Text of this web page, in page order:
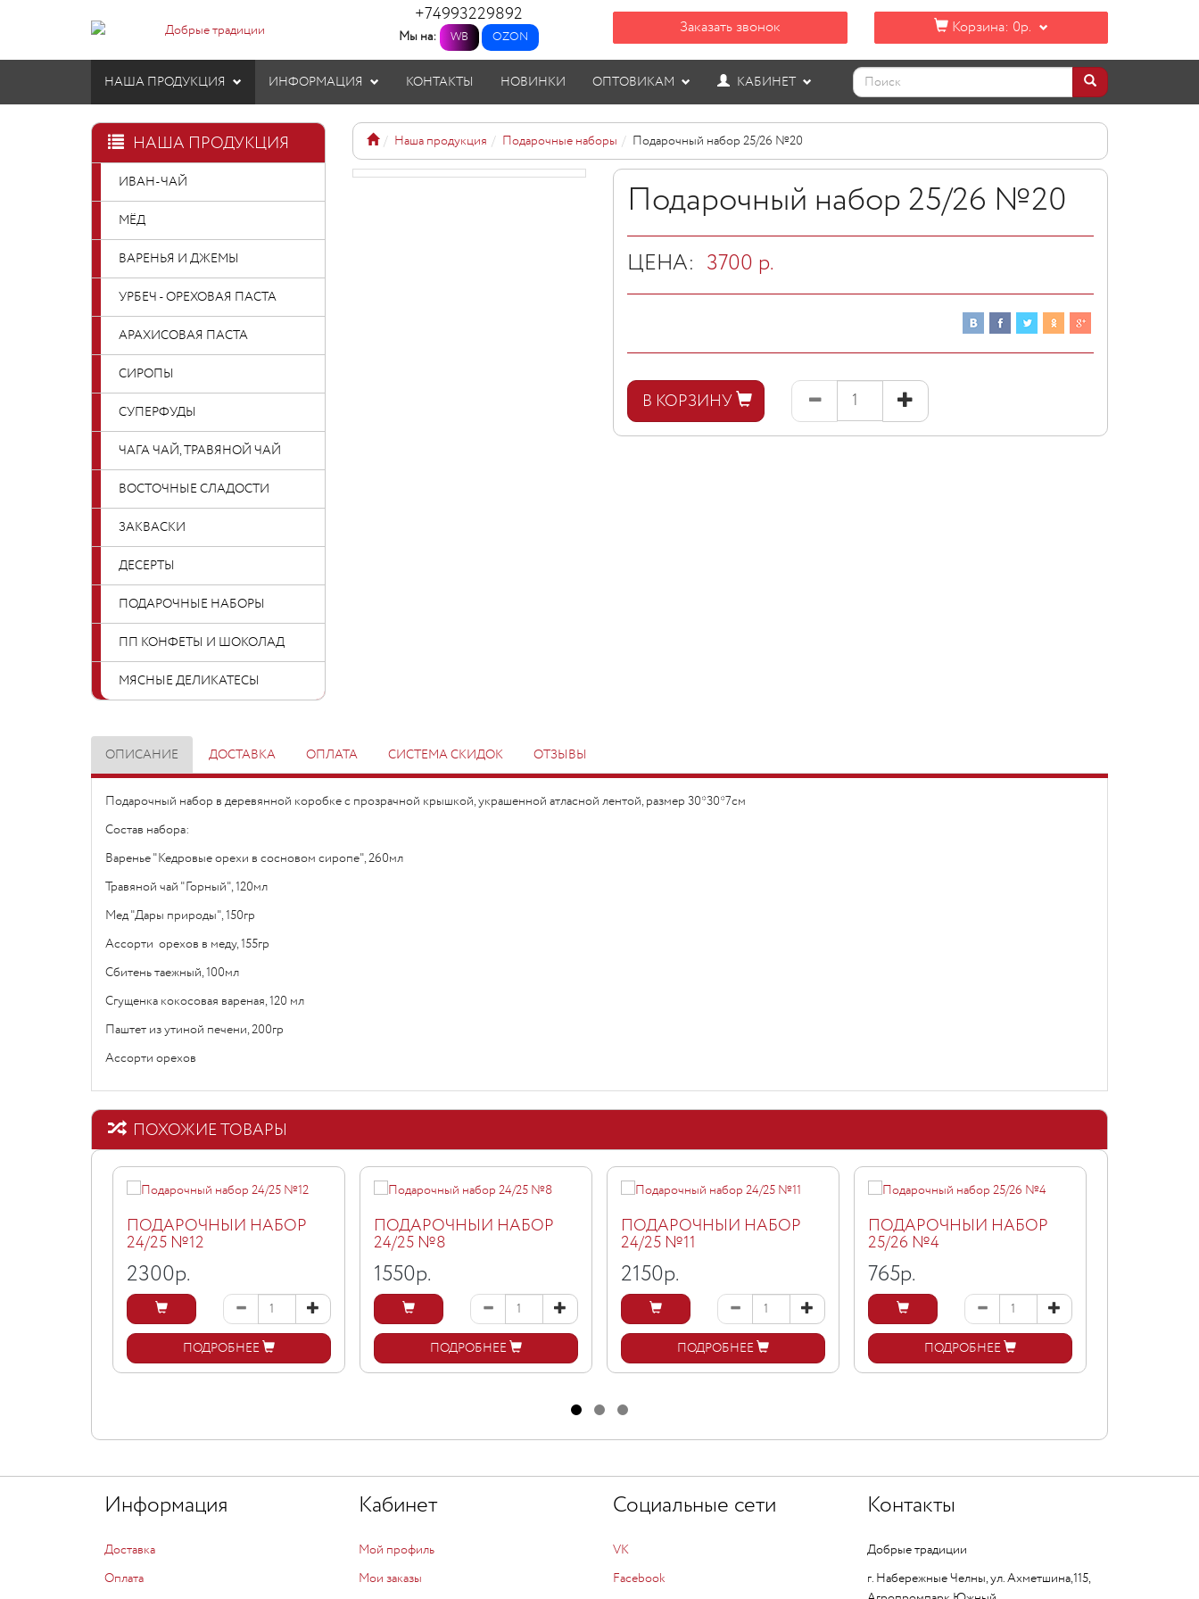
+74993229892
Мы на: WB OZON Заказать звонок Корзина: 0р.
НАША ПРОДУКЦИЯ ИНФОРМАЦИЯ КОНТАКТЫ НОВИНКИ ОПТОВИКАМ КАБИНЕТ
НАША ПРОДУКЦИЯ
ИВАН-ЧАЙ
МЁД
ВАРЕНЬЯ И ДЖЕМЫ
УРБЕЧ - ОРЕХОВАЯ ПАСТА
АРАХИСОВАЯ ПАСТА
СИРОПЫ
СУПЕРФУДЫ
ЧАГА ЧАЙ, ТРАВЯНОЙ ЧАЙ
ВОСТОЧНЫЕ СЛАДОСТИ
ЗАКВАСКИ
ДЕСЕРТЫ
ПОДАРОЧНЫЕ НАБОРЫ
ПП КОНФЕТЫ И ШОКОЛАД
МЯСНЫЕ ДЕЛИКАТЕСЫ
Наша продукция Подарочные наборы Подарочный набор 25/26 №20
Подарочный набор 25/26 №20
ЦЕНА: 3700 р.
В КОРЗИНУ
ОПИСАНИЕ ДОСТАВКА ОПЛАТА СИСТЕМА СКИДОК ОТЗЫВЫ
Подарочный набор в деревянной коробке с прозрачной крышкой, украшенной атласной лентой, размер 30*30*7см
Состав набора:
Варенье "Кедровые орехи в сосновом сиропе", 260мл
Травяной чай "Горный", 120мл
Мед "Дары природы", 150гр
Ассорти орехов в меду, 155гр
Сбитень таежный, 100мл
Сгущенка кокосовая вареная, 120 мл
Паштет из утиной печени, 200гр
Ассорти орехов
ПОХОЖИЕ ТОВАРЫ
ПОДАРОЧНЫЙ НАБОР
24/25 №12
2300р.
ПОДРОБНЕЕ
ПОДАРОЧНЫЙ НАБОР
24/25 №8
1550р.
ПОДРОБНЕЕ
ПОДАРОЧНЫЙ НАБОР
24/25 №11
2150р.
ПОДРОБНЕЕ
ПОДАРОЧНЫЙ НАБОР
25/26 №4
765р.
ПОДРОБНЕЕ
Информация
Доставка
Оплата
Кабинет
Мой профиль
Мои заказы
Социальные сети
VK
Facebook
Контакты
Добрые традиции
г. Набережные Челны, ул. Ахметшина,115,